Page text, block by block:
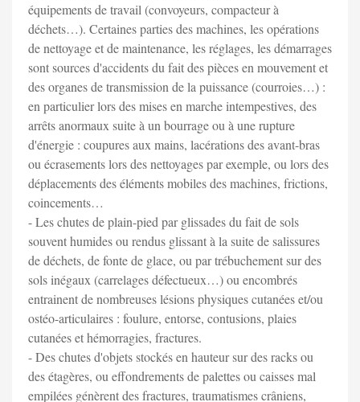
équipements de travail (convoyeurs, compacteur à
déchets…). Certaines parties des machines, les opérations
de nettoyage et de maintenance, les réglages, les démarrages
sont sources d'accidents du fait des pièces en mouvement et
des organes de transmission de la puissance (courroies…) :
en particulier lors des mises en marche intempestives, des
arrêts anormaux suite à un bourrage ou à une rupture
d'énergie : coupures aux mains, lacérations des avant-bras
ou écrasements lors des nettoyages par exemple, ou lors des
déplacements des éléments mobiles des machines, frictions,
coincements…
- Les chutes de plain-pied par glissades du fait de sols
souvent humides ou rendus glissant à la suite de salissures
de déchets, de fonte de glace, ou par trébuchement sur des
sols inégaux (carrelages défectueux…) ou encombrés
entrainent de nombreuses lésions physiques cutanées et/ou
ostéo-articulaires : foulure, entorse, contusions, plaies
cutanées et hémorragies, fractures.
- Des chutes d'objets stockés en hauteur sur des racks ou
des étagères, ou effondrements de palettes ou caisses mal
empilées génèrent des fractures, traumatismes crâniens,